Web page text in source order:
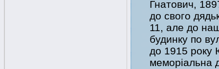
Гнатович,
до свого
11, але до
будинку по
до 1915 року
меморіальна